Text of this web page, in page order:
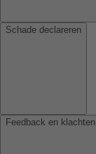
Schade declareren
Feedback en klachten